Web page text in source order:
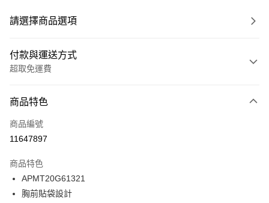
請選擇商品選項
付款與運送方式
超取免運費
信用卡一次付款
LINE Pay
悠遊付
Google Pay
商品特色
商品編號
11647897
商品特色
APMT20G61321
胸前貼袋設計